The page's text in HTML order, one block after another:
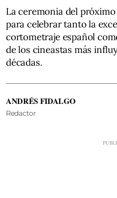
La ceremonia del
para celebrar tanto la
cortometraje español
de los cineastas más
décadas.
ANDRÉS FIDALGO
Redactor